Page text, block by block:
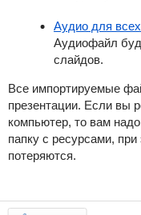
Аудио для
Аудиофайл
слайдов.
Все импортируемые
презентации. Если вы
компьютер, то вам
папку с ресурсами,
потеряются.